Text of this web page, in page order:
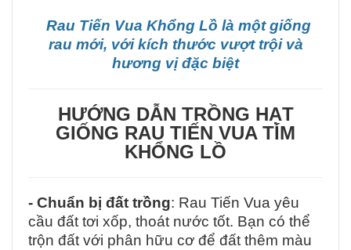
Rau Tiến Vua Khổng Lồ là một giống
rau mới, với kích thước vượt trội và
hương vị đặc biệt
HƯỚNG DẪN TRỒNG HẠT
GIỐNG RAU TIẾN VUA TÍM
KHỔNG LỒ
- Chuẩn bị đất trồng: Rau Tiến Vua yêu
cầu đất tơi xốp, thoát nước tốt. Bạn có thể
trộn đất với phân hữu cơ để đất thêm màu